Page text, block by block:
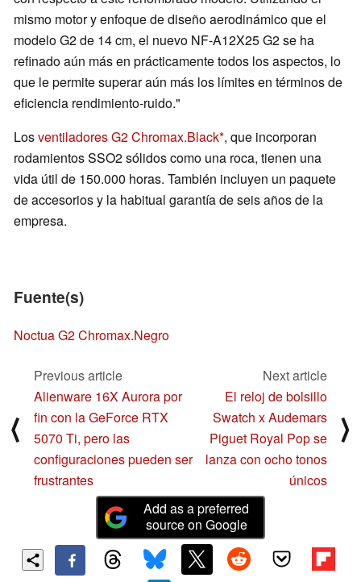
mismo motor y enfoque de diseño aerodinámico que el
modelo G2 de 14 cm, el nuevo NF-A12X25 G2 se ha
refinado aún más en prácticamente todos los aspectos, lo
que le permite superar aún más los límites en términos de
eficiencia rendimiento-ruido."
Losventiladores G2 Chromax.Black , que incorporan
rodamientos SSO2 sólidos como una roca, tienen una
vida útil de 150.000 horas. También incluyen un paquete
de accesorios y la habitual garantía de seis años de la
empresa.
Fuente(s)
Noctua G2 Chromax.Negro
⟨
Previous article
Alienware 16X Aurora por
fin con la GeForce RTX
5070 Ti, pero las
configuraciones pueden ser
frustrantes
Next article
El reloj de bolsillo
Swatch x Audemars
Piguet Royal Pop se
lanza con ocho tonos
únicos
⟩
Add as a preferred
source on Google